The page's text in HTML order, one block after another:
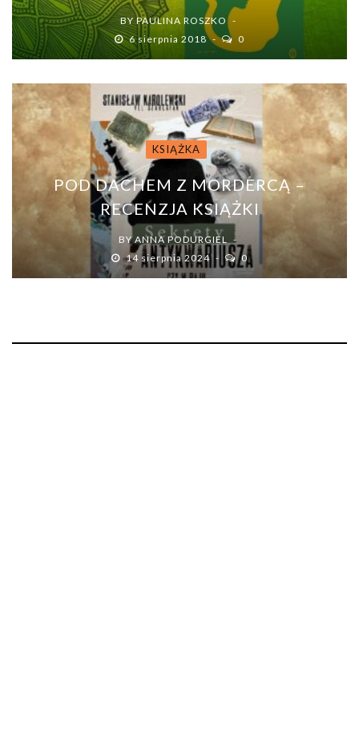
BYPAULINA ROSZKO
6 sierpnia 2018
0
KSIĄŻKA
POD DACHEM Z MORDERCĄ –
RECENZJA KSIĄŻKI
BYANNA PODURGIEL
14 sierpnia 2024
0